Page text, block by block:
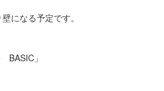
になる予定です。
」